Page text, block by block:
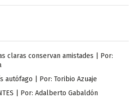
claras conservan amistades | Por:
autófago | Por: Toribio Azuaje
| Por: Adalberto Gabaldón